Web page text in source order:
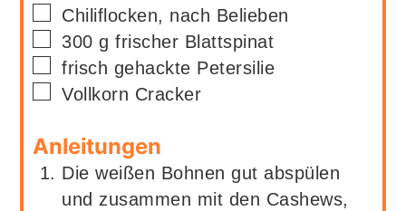
▢
Chiliflocken, nach Belieben
▢
300 g frischer Blattspinat
▢
frisch gehackte Petersilie
▢
Vollkorn Cracker
Anleitungen
Die weißen Bohnen gut abspülen
und zusammen mit den Cashews,